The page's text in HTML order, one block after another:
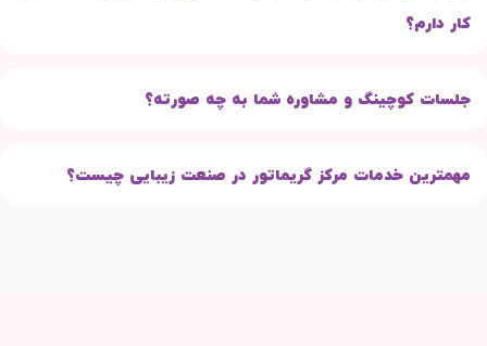
کار دارم؟
جلسات کوچینگ و مشاوره شما به چه صورته؟
مهمترین خدمات مرکز گریماتور در صنعت زیبایی چیست؟